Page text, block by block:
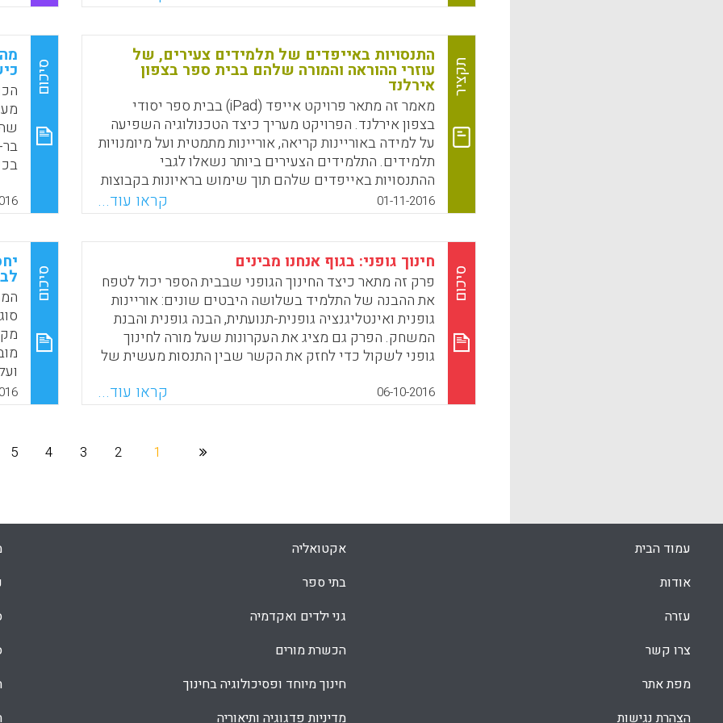
תלמידים בחטיבה העליונה, תוך שימוש בסקר עם שאלות
רבות ברירה ושאלות פתוחות. הממצא העיקרי מציע
שהתלמידים מעדיפים את ויקיפדיה משום שהאתר מספק
להם את מה שהם צריכים, בהיותו מהיר, גמיש, וקל לשימוש
(Blikstad-Balas, Marte, 2016).
WhatsApp
Facebook
Email
X
תקציר
התנסויות באייפדים של תלמידים צעירים, של
עוזרי ההוראה והמורה שלהם בבית ספר בצפון
אירלנד
מאמר זה מתאר פרויקט אייפד (iPad) בבית ספר יסודי
בצפון אירלנד. הפרויקט מעריך כיצד הטכנולוגיה השפיעה
על למידה באוריינות קריאה, אוריינות מתמטית ועל מיומנויות
תלמידים. התלמידים הצעירים ביותר נשאלו לגבי
ההתנסויות באייפדים שלהם תוך שימוש בראיונות בקבוצות
קטנות המבוססות על גישת זמן המעגל (circle time). המורה
שלהם ושני עוזרי הוראה רואיינו לגבי דפוסים ארגוניים,
פדגוגיים ומיומנויות תלמידים (Clarke, Linda; Abbott,
Lesley, 2016).
WhatsApp
Facebook
Email
X
01-11-2016 קראו עוד...
סיכום
סיכום
חינוך גופני: בגוף אנחנו מבינים
פרק זה מתאר כיצד החינוך הגופני שבבית הספר יכול לטפח
את ההבנה של התלמיד בשלושה היבטים שונים: אוריינות
גופנית ואינטליגנציה גופנית-תנועתית, הבנה גופנית והבנת
המשחק. הפרק גם מציג את העקרונות שעל מורה לחינוך
גופני לשקול כדי לחזק את הקשר שבין התנסות מעשית של
במטרה לטפח את הבנת התלמיד (רוני לידור).
06-10-2016 קראו עוד...
סיכום
1
2
3
4
5
עמוד הבית
אודות
עזרה
צרו קשר
מפת אתר
הצהרת נגישות
אקטואליה
בתי ספר
גני ילדים ואקדמיה
הכשרת מורים
חינוך מיוחד ופסיכולוגיה בחינוך
מדיניות פדגוגיה ותיאוריה